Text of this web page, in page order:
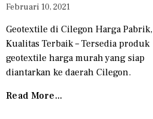
Februari 10, 2021
Geotextile di Cilegon Harga Pabrik,
Kualitas Terbaik – Tersedia produk
geotextile harga murah yang siap
diantarkan ke daerah Cilegon.
Read More...